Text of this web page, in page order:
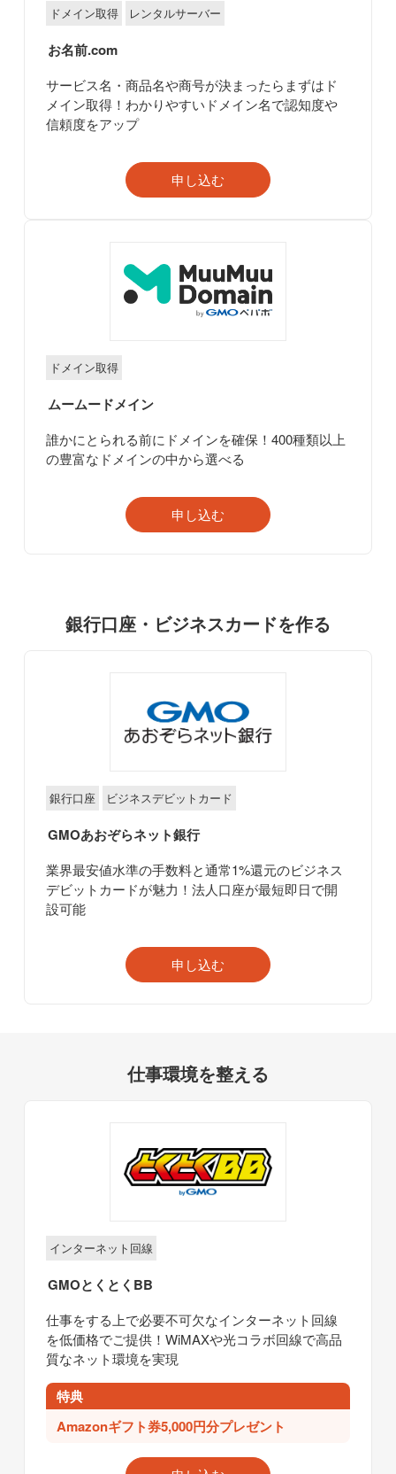
ドメイン取得 レンタルサーバー
お名前.com
サービス名・商品名や商号が決まったらまずはド
メイン取得！わかりやすいドメイン名で認知度や
信頼度をアップ
申し込む
ドメイン取得
ムームードメイン
誰かにとられる前にドメインを確保！400種類以上
の豊富なドメインの中から選べる
申し込む
銀行口座・ビジネスカードを作る
銀行口座 ビジネスデビットカード
GMOあおぞらネット銀行
業界最安値水準の手数料と通常1%還元のビジネス
デビットカードが魅力！法人口座が最短即日で開
設可能
申し込む
仕事環境を整える
インターネット回線
GMOとくとくBB
仕事をする上で必要不可欠なインターネット回線
を低価格でご提供！WiMAXや光コラボ回線で高品
質なネット環境を実現
特典
Amazonギフト券5,000円分プレゼント